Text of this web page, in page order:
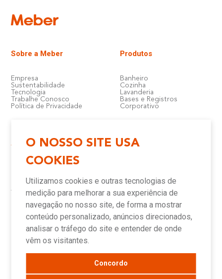
O NOSSO SITE USA
COOKIES
Utilizamos cookies e outras tecnologias de
medição para melhorar a sua experiência de
navegação no nosso site, de forma a mostrar
conteúdo personalizado, anúncios direcionados,
analisar o tráfego do site e entender de onde
vêm os visitantes.
Concordo
Sobre a Meber
Empresa
Sustentabilidade
Tecnologia
Trabalhe Conosco
Política de Privacidade
Produtos
Banheiro
Cozinha
Lavanderia
Bases e Registros
Corporativo
Atendimento e Suporte
Downloads
Assistência Técnica Meber
Canais de Atendimento
Onde Encontrar
Televendas
Representantes
Assistências Técnicas e
Autorizadas
Novidades